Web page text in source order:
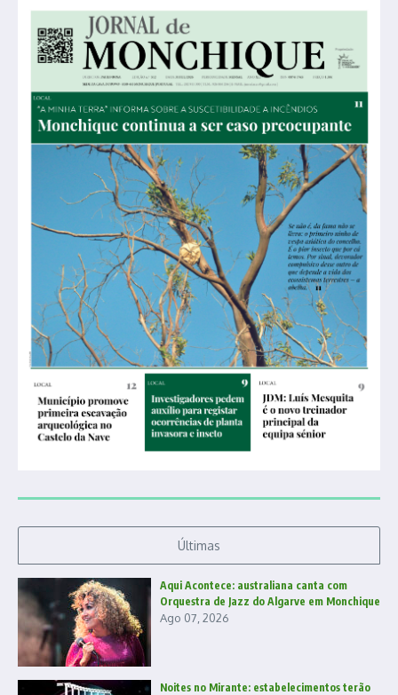
Últimas
Aqui Acontece: australiana canta com
Orquestra de Jazz do Algarve em Monchique
Ago 07, 2026
Noites no Mirante: estabelecimentos terão